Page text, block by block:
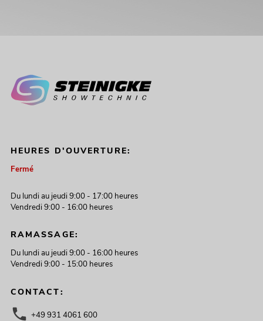
HEURES D'OUVERTURE:
Fermé
Du lundi au jeudi 9:00 - 17:00 heures
Vendredi 9:00 - 16:00 heures
RAMASSAGE:
Du lundi au jeudi 9:00 - 16:00 heures
Vendredi 9:00 - 15:00 heures
CONTACT:
+49 931 4061 600